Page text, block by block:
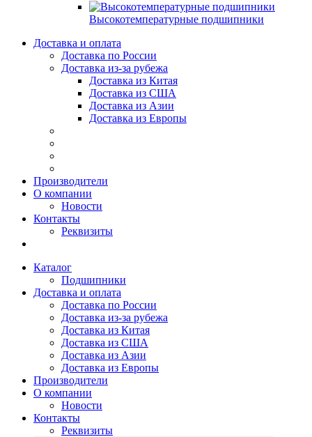
Высокотемпературные подшипники
Доставка и оплата
Доставка по России
Доставка из-за рубежа
Доставка из Китая
Доставка из США
Доставка из Азии
Доставка из Европы
Производители
О компании
Новости
Контакты
Реквизиты
Каталог
Подшипники
Доставка и оплата
Доставка по России
Доставка из-за рубежа
Доставка из Китая
Доставка из США
Доставка из Азии
Доставка из Европы
Производители
О компании
Новости
Контакты
Реквизиты